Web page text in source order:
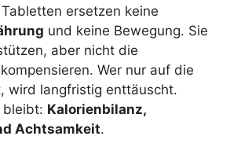
ersetzen keine
und keine Bewegung. Sie
aber nicht die
Wer nur auf die
wird langfristig enttäuscht.
bleibt: Kalorienbilanz,
Achtsamkeit.